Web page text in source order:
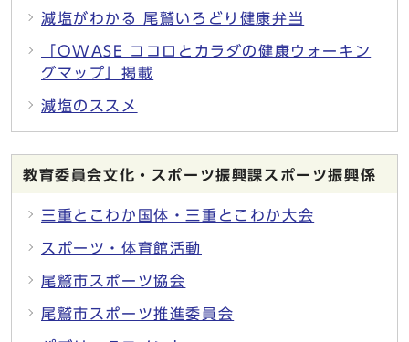
減塩がわかる 尾鷲いろどり健康弁当
「OWASE ココロとカラダの健康ウォーキン
グマップ」掲載
減塩のススメ
教育委員会文化・スポーツ振興課スポーツ振興係
三重とこわか国体・三重とこわか大会
スポーツ・体育館活動
尾鷲市スポーツ協会
尾鷲市スポーツ推進委員会